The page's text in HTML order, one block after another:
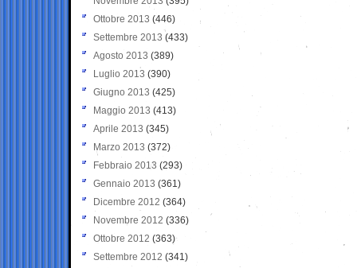
Ottobre 2013 (446)
Settembre 2013 (433)
Agosto 2013 (389)
Luglio 2013 (390)
Giugno 2013 (425)
Maggio 2013 (413)
Aprile 2013 (345)
Marzo 2013 (372)
Febbraio 2013 (293)
Gennaio 2013 (361)
Dicembre 2012 (364)
Novembre 2012 (336)
Ottobre 2012 (363)
Settembre 2012 (341)